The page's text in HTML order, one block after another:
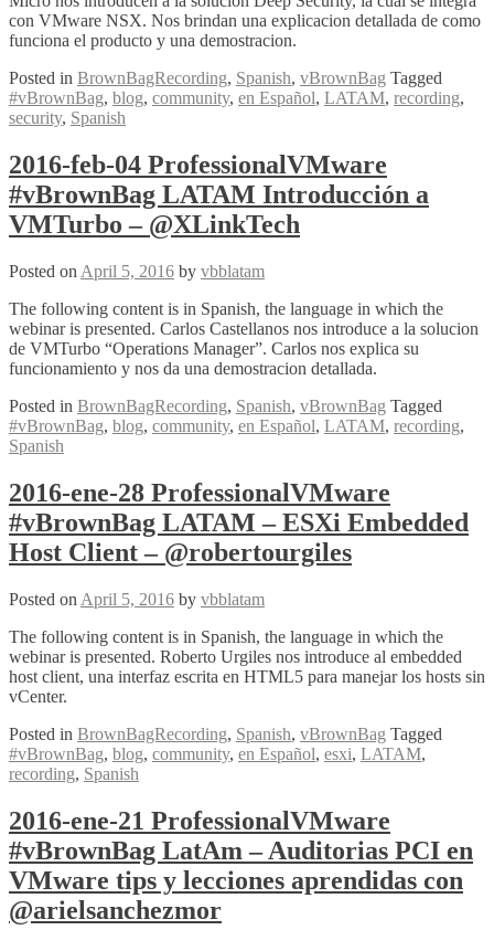
con VMware NSX. Nos brindan una explicacion detallada de como
funciona el producto y una demostracion.
Posted in BrownBagRecording, Spanish, vBrownBag Tagged
#vBrownBag, blog, community, en Español, LATAM, recording,
security, Spanish
2016-feb-04 ProfessionalVMware
#vBrownBag LATAM Introducción a
VMTurbo – @XLinkTech
Posted on April 5, 2016 by vbblatam
The following content is in Spanish, the language in which the
webinar is presented. Carlos Castellanos nos introduce a la solucion
de VMTurbo “Operations Manager”. Carlos nos explica su
funcionamiento y nos da una demostracion detallada.
Posted in BrownBagRecording, Spanish, vBrownBag Tagged
#vBrownBag, blog, community, en Español, LATAM, recording,
Spanish
2016-ene-28 ProfessionalVMware
#vBrownBag LATAM – ESXi Embedded
Host Client – @robertourgiles
Posted on April 5, 2016 by vbblatam
The following content is in Spanish, the language in which the
webinar is presented. Roberto Urgiles nos introduce al embedded
host client, una interfaz escrita en HTML5 para manejar los hosts sin
vCenter.
Posted in BrownBagRecording, Spanish, vBrownBag Tagged
#vBrownBag, blog, community, en Español, esxi, LATAM,
recording, Spanish
2016-ene-21 ProfessionalVMware
#vBrownBag LatAm – Auditorias PCI en
VMware tips y lecciones aprendidas con
@arielsanchezmor